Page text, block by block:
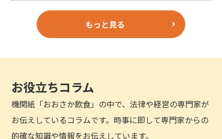
もっと見る
お役立ちコラム
機関紙「おおさか飲食」の中で、法律や経営の専門家が
お伝えしているコラムです。時事に即して専門家からの
的確な知識や情報をお伝えしています。